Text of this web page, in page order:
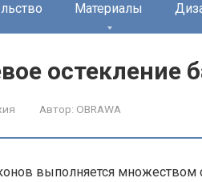
Материалы
остекление
Автор: OBRAWA
выполняется